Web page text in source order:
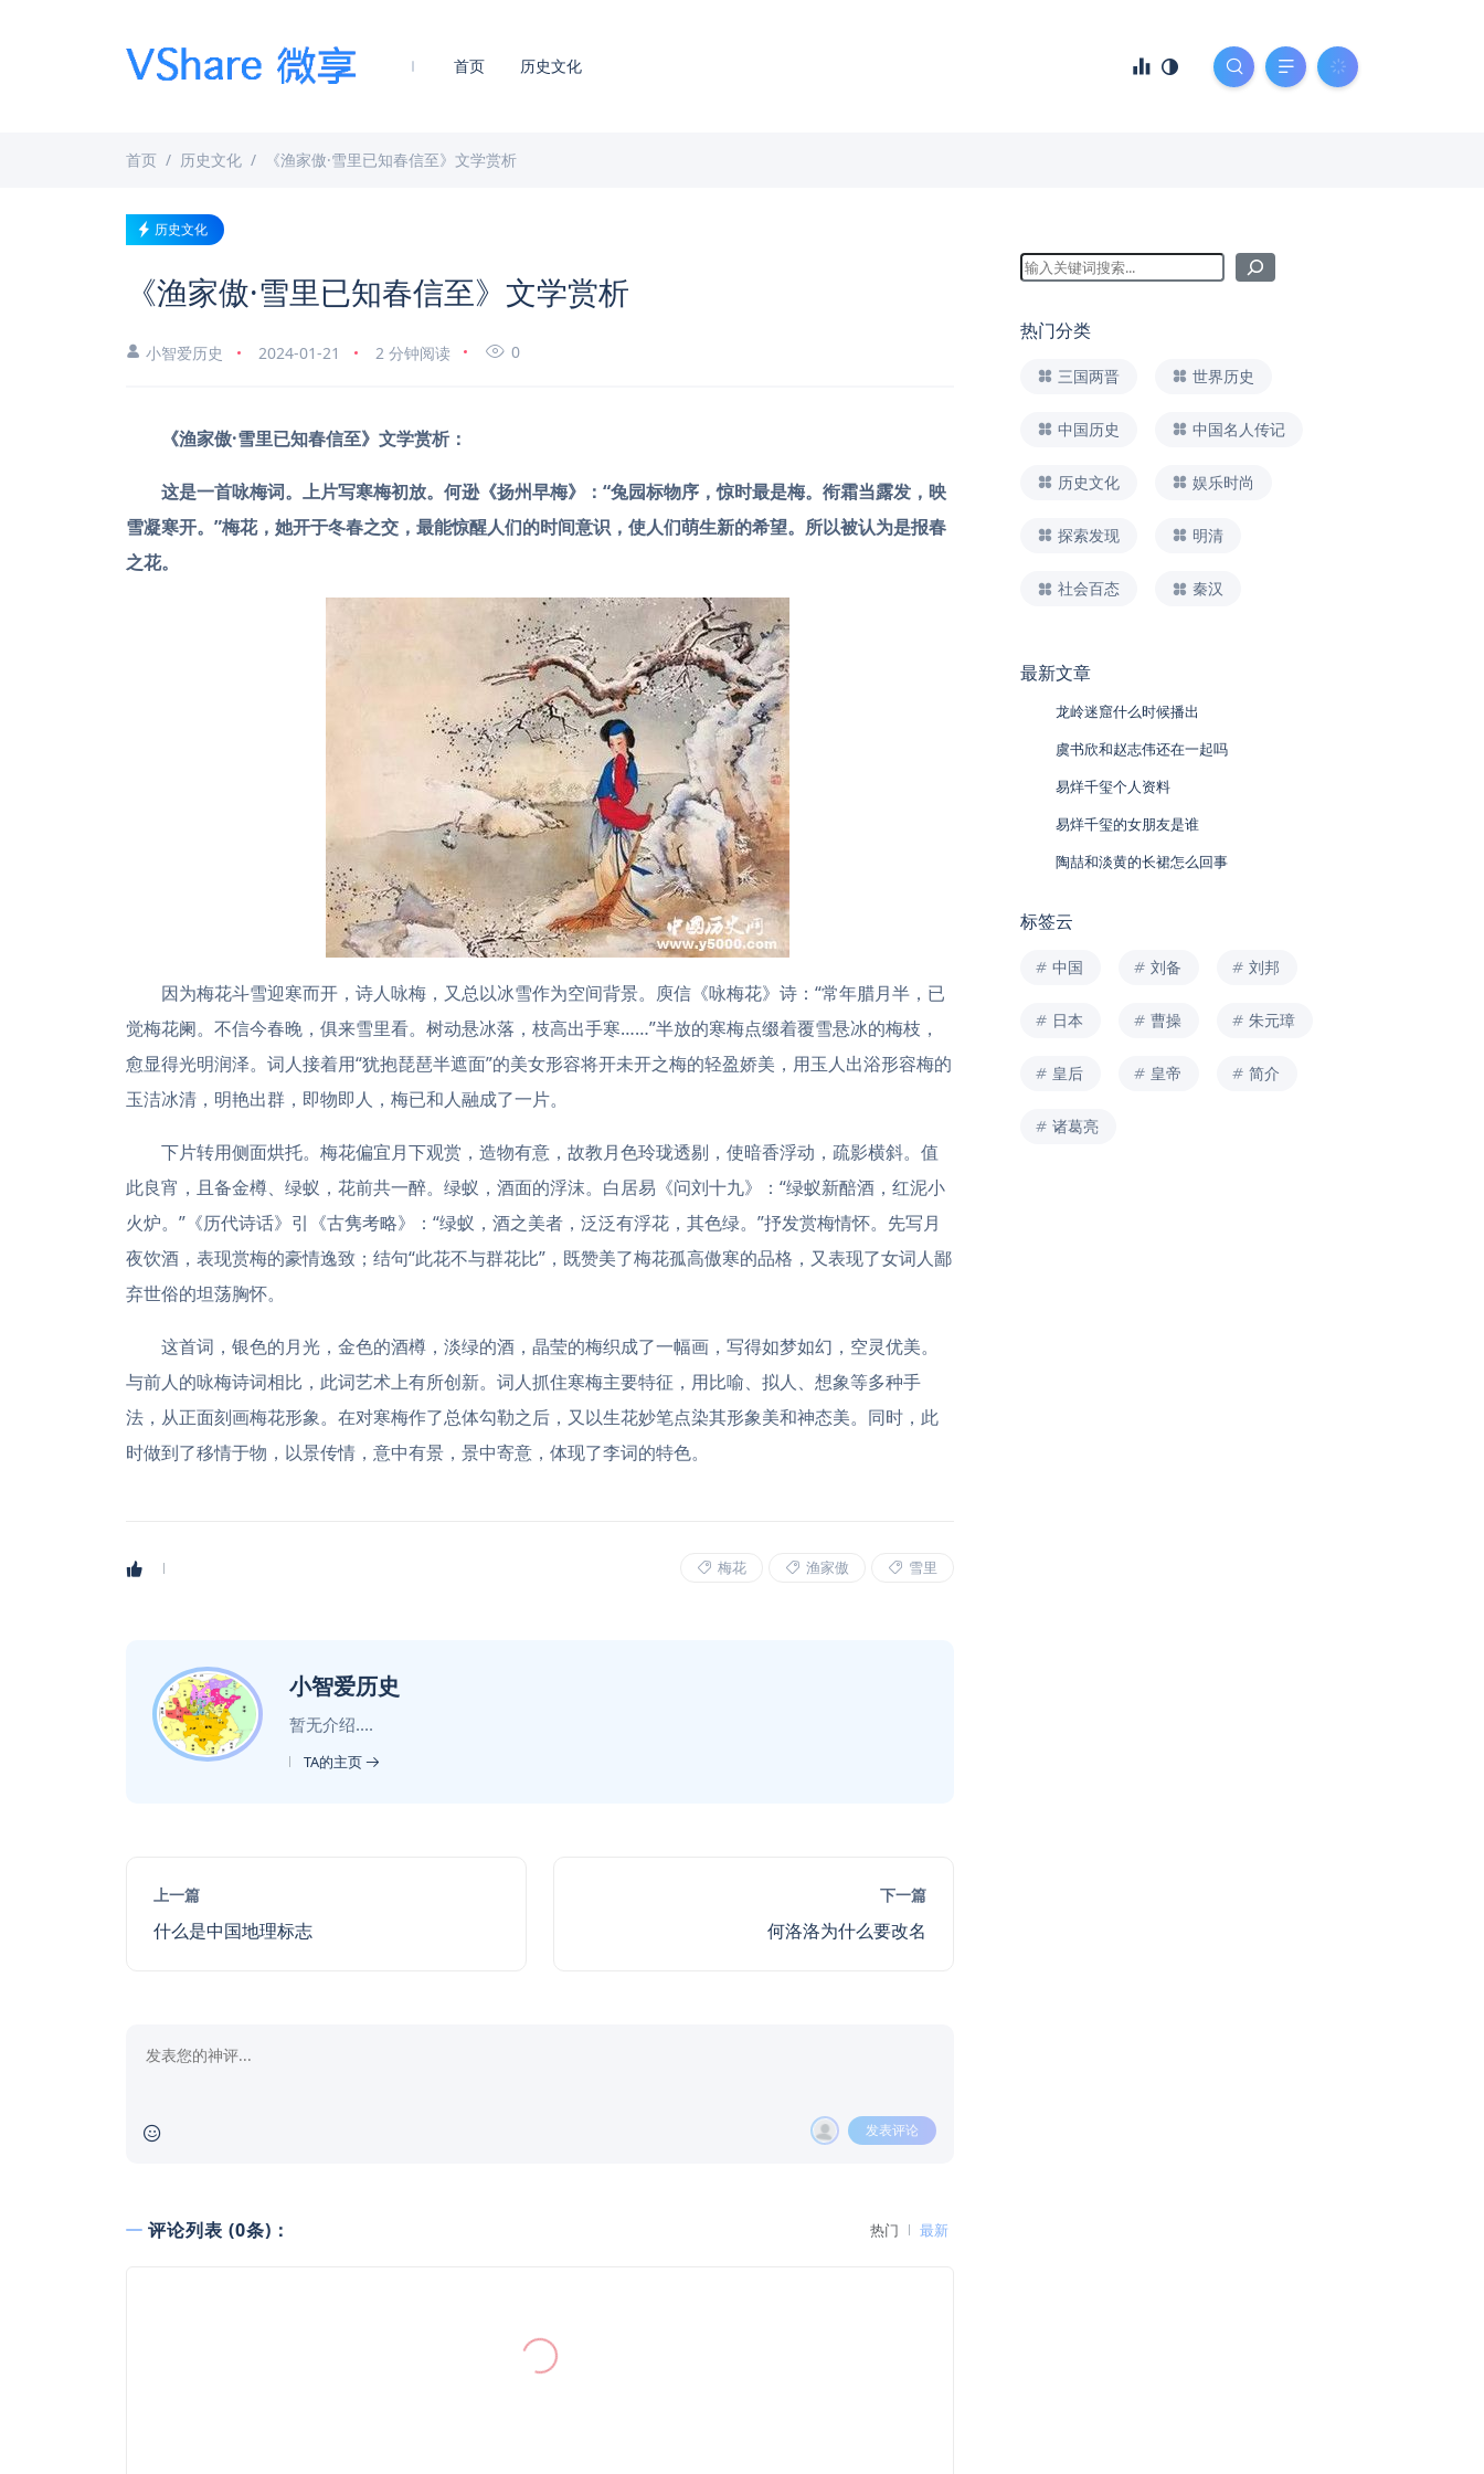
首页 历史文化
首页 历史文化 《渔家傲·雪里已知春信至》文学赏析
历史文化
《渔家傲·雪里已知春信至》文学赏析
小智爱历史 2024-01-21 2 分钟阅读 0
《渔家傲·雪里已知春信至》文学赏析：
这是一首咏梅词。上片写寒梅初放。何逊《扬州早梅》：“兔园标物序，惊时最是梅。衔霜当露发，映
雪凝寒开。”梅花，她开于冬春之交，最能惊醒人们的时间意识，使人们萌生新的希望。所以被认为是报春
之花。
因为梅花斗雪迎寒而开，诗人咏梅，又总以冰雪作为空间背景。庾信《咏梅花》诗：“常年腊月半，已
觉梅花阑。不信今春晚，俱来雪里看。树动悬冰落，枝高出手寒……”半放的寒梅点缀着覆雪悬冰的梅枝，
愈显得光明润泽。词人接着用“犹抱琵琶半遮面”的美女形容将开未开之梅的轻盈娇美，用玉人出浴形容梅的
玉洁冰清，明艳出群，即物即人，梅已和人融成了一片。
下片转用侧面烘托。梅花偏宜月下观赏，造物有意，故教月色玲珑透剔，使暗香浮动，疏影横斜。值
此良宵，且备金樽、绿蚁，花前共一醉。绿蚁，酒面的浮沫。白居易《问刘十九》：“绿蚁新醅酒，红泥小
火炉。”《历代诗话》引《古隽考略》：“绿蚁，酒之美者，泛泛有浮花，其色绿。”抒发赏梅情怀。先写月
夜饮酒，表现赏梅的豪情逸致；结句“此花不与群花比”，既赞美了梅花孤高傲寒的品格，又表现了女词人鄙
弃世俗的坦荡胸怀。
这首词，银色的月光，金色的酒樽，淡绿的酒，晶莹的梅织成了一幅画，写得如梦如幻，空灵优美。
与前人的咏梅诗词相比，此词艺术上有所创新。词人抓住寒梅主要特征，用比喻、拟人、想象等多种手
法，从正面刻画梅花形象。在对寒梅作了总体勾勒之后，又以生花妙笔点染其形象美和神态美。同时，此
时做到了移情于物，以景传情，意中有景，景中寄意，体现了李词的特色。
梅花 渔家傲 雪里
小智爱历史
暂无介绍....
TA的主页
上一篇
什么是中国地理标志
下一篇
何洛洛为什么要改名
发表评论
评论列表 (0条)： 热门 最新
热门分类
三国两晋 世界历史
中国历史 中国名人传记
历史文化 娱乐时尚
探索发现 明清
社会百态 秦汉
最新文章
龙岭迷窟什么时候播出
虞书欣和赵志伟还在一起吗
易烊千玺个人资料
易烊千玺的女朋友是谁
陶喆和淡黄的长裙怎么回事
标签云
中国 刘备 刘邦
日本 曹操 朱元璋
皇后 皇帝 简介
诸葛亮